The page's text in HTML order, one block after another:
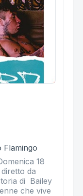
Flamingo
18
da
di Bailey
che vive